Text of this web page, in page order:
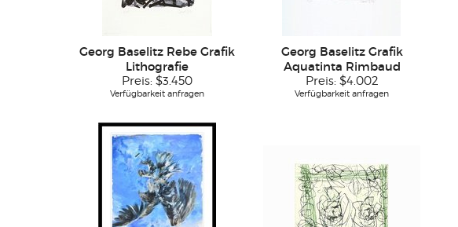
Georg Baselitz Rebe Grafik
Lithografie
Preis: $3.450
Verfügbarkeit anfragen
Georg Baselitz Grafik
Aquatinta Rimbaud
Preis: $4.002
Verfügbarkeit anfragen